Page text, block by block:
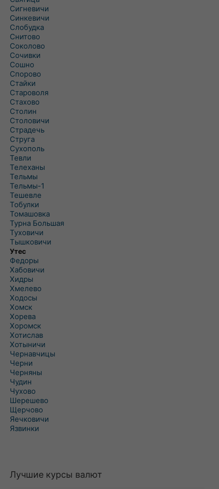
Сигневичи
Синкевичи
Слобудка
Снитово
Соколово
Сочивки
Сошно
Спорово
Стайки
Староволя
Стахово
Столин
Столовичи
Страдечь
Струга
Сухополь
Тевли
Телеханы
Тельмы
Тельмы-1
Тешевле
Тобулки
Томашовка
Турна Большая
Туховичи
Тышковичи
Утес
Федоры
Хабовичи
Хидры
Хмелево
Ходосы
Хомск
Хорева
Хоромск
Хотислав
Хотыничи
Чернавчицы
Черни
Черняны
Чудин
Чухово
Шерешево
Щерчово
Яечковичи
Язвинки
Лучшие курсы валют